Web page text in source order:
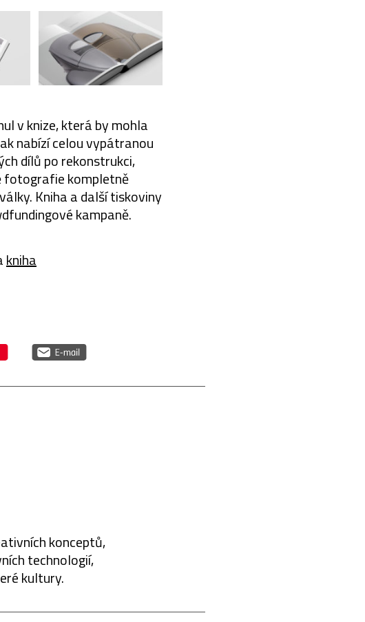
v knize, která by mohla
nabízí celou vypátranou
dílů po rekonstrukci,
fotografie kompletně
Kniha a další tiskoviny
kampaně.
kniha
konceptů,
technologií,
kultury.